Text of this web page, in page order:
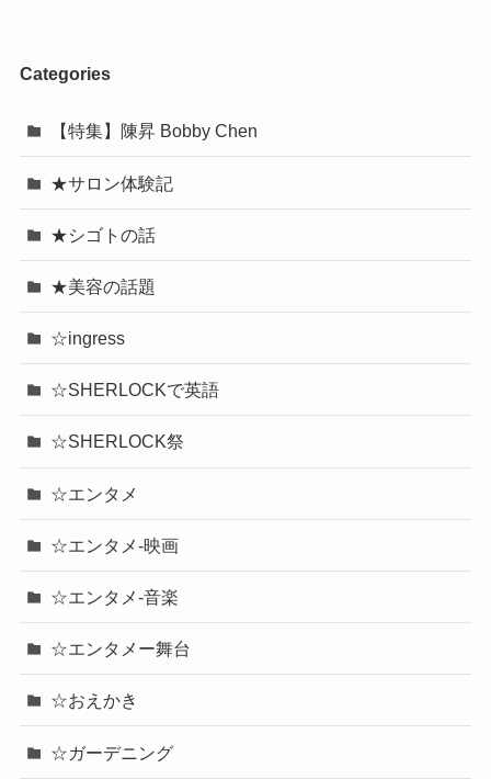
Categories
【特集】陳昇 Bobby Chen
★サロン体験記
★シゴトの話
★美容の話題
☆ingress
☆SHERLOCKで英語
☆SHERLOCK祭
☆エンタメ
☆エンタメ-映画
☆エンタメ-音楽
☆エンタメー舞台
☆おえかき
☆ガーデニング